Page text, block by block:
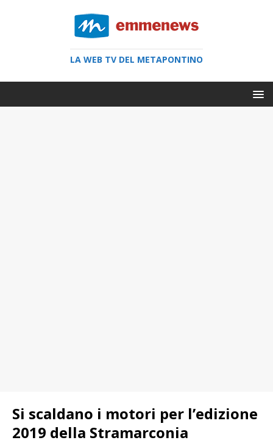
LA WEB TV DEL METAPONTINO
Si scaldano i motori per l’edizione
2019 della Stramarconia